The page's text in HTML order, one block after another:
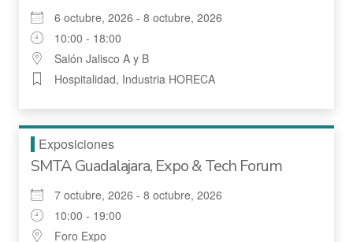
6 octubre, 2026 - 8 octubre, 2026
10:00 - 18:00
Salón Jalisco A y B
Hospitalidad, Industria HORECA
Exposiciones
SMTA Guadalajara, Expo & Tech Forum
7 octubre, 2026 - 8 octubre, 2026
10:00 - 19:00
Foro Expo